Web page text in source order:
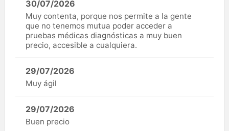
30/07/2026
Muy contenta, porque nos permite a la gente
que no tenemos mutua poder acceder a
pruebas médicas diagnósticas a muy buen
precio, accesible a cualquiera.
29/07/2026
Muy ágil
29/07/2026
Buen precio